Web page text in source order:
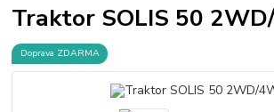
Traktor SOLIS 50
Doprava ZDARMA